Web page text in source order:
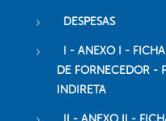
DESPESAS
I - ANEXO I - FICHA
DE FORNECEDOR -
INDIRETA